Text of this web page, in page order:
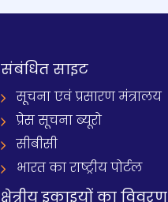
संबंधित साइट
सूचना एवं प्रसारण मंत्रालय
प्रेस सूचना ब्यूरो
सीबीसी
भारत का राष्ट्रीय पोर्टल
क्षेत्रीय इकाइयों का विवरण